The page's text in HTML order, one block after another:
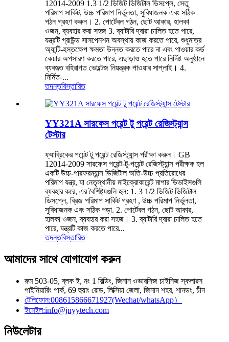
12014-2009 1.3 1/2 ডিজিট ডিজিটাল ডিসপ্লে, সেতু
পরিমাপ সার্কিট, উচ্চ পরিমাপ নির্ভুলতা, সুবিধাজনক এবং সঠিক
পঠন গ্রহণ করুন। 2. পোর্টেবল গঠন, ছোট আকার, হালকা
ওজন, ব্যবহার করা সহজ 3. ব্যাটারি দ্বারা চালিত হতে পারে,
যন্ত্রটি গ্রাউন্ড সাসপেনশন অবস্থায় কাজ করতে পারে, শুধুমাত্র
অ্যান্টি-হস্তক্ষেপ ক্ষমতা উন্নত করতে পারে না এবং পাওয়ার কর্ড
কেয়ার অপসারণ করতে পারে, এছাড়াও হতে পারে নির্দিষ্ট অনুষ্ঠানে
ব্যবহৃত বহিরাগত ভোল্টেজ নিয়ন্ত্রক পাওয়ার সাপ্লাই। 4.
নির্মিত-...
তদন্তবিস্তারিত
YY321A সারফেস পয়েন্ট টু পয়েন্ট রেজিস্ট্যান্স
টেস্টার
ফ্যাব্রিকের পয়েন্ট টু পয়েন্ট রেজিস্ট্যান্স পরীক্ষা করুন। GB
12014-2009 সারফেস পয়েন্ট-টু-পয়েন্ট রেজিস্ট্যান্স পরীক্ষক হল
একটি উচ্চ-পারফরম্যান্স ডিজিটাল অতি-উচ্চ প্রতিরোধের
পরিমাপ যন্ত্র, যা নেতৃস্থানীয় মাইক্রোকারেন্ট মাপার ডিভাইসগুলি
ব্যবহার করে, এর বৈশিষ্ট্যগুলি হল: 1. 3 1/2 ডিজিট ডিজিটাল
ডিসপ্লে, ব্রিজ পরিমাপ সার্কিট গ্রহণ , উচ্চ পরিমাপ নির্ভুলতা,
সুবিধাজনক এবং সঠিক পড়া. 2. পোর্টেবল গঠন, ছোট আকার,
হালকা ওজন, ব্যবহার করা সহজ। 3. ব্যাটারি দ্বারা চালিত হতে
পারে, যন্ত্রটি কাজ করতে পারে...
তদন্তবিস্তারিত
আমাদের সাথে যোগাযোগ করুন
রুম 503-05, ব্লক ই, নং 1 বিল্ডিং, জিনান ওভারসিজ চাইনিজ স্কলারস
পাইনিয়ারিং পার্ক, 69 হুয়াং রোড, লিক্সিয়া জেলা, জিনান শহর, শানডং, চীন
টেলিফোন:008615866671927(Wechat/whatsApp）
ইমেইল:info@jnyytech.com
নিউলেটার